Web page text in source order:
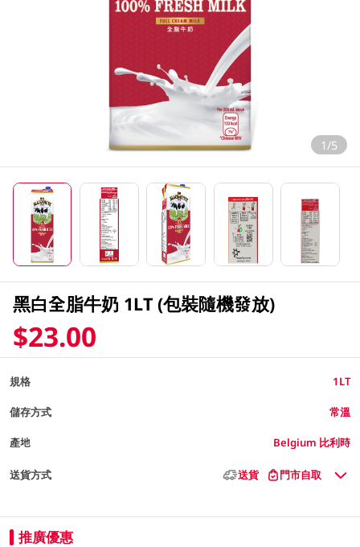
1/5
黑白全脂牛奶 1LT (包裝隨機發放)
$23.00
規格 1LT
儲存方式 常溫
產地 Belgium 比利時
送貨方式 送貨 門市自取
推廣優惠